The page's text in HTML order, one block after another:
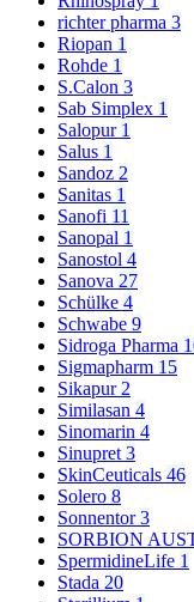
richter pharma 3
Riopan 1
Rohde 1
S.Calon 3
Sab Simplex 1
Salopur 1
Salus 1
Sandoz 2
Sanitas 1
Sanofi 11
Sanopal 1
Sanostol 4
Sanova 27
Schülke 4
Schwabe 9
Sidroga Pharma
Sigmapharm 15
Sikapur 2
Similasan 4
Sinomarin 4
Sinupret 3
SkinCeuticals 46
Solero 8
Sonnentor3
SORBION
SpermidineLife 1
Stada 20